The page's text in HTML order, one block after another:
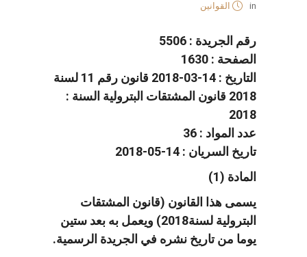
in
القوانين
رقم الجريدة : 5506
الصفحة : 1630
التاريخ : 14-03-2018 قانون رقم 11 لسنة
2018 قانون المشتقات البترولية السنة :
2018
عدد المواد : 36
تاريخ السريان : 14-05-2018
المادة (1)
يسمى هذا القانون (قانون المشتقات
البترولية لسنة2018) ويعمل به بعد ستين
يوما من تاريخ نشره في الجريدة الرسمية.